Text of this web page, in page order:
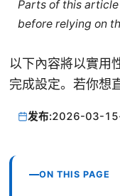
Parts of this
before relying on
以下內容將以實用
完成設定。若你想
发布:2026-03-15
ON THIS PAGE